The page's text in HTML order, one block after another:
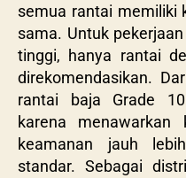
semua rantai memiliki
sama. Untuk
tinggi, hanya rantai
direkomendasikan.
rantai baja Grade
karena menawarkan
keamanan jauh
standar. Sebagai